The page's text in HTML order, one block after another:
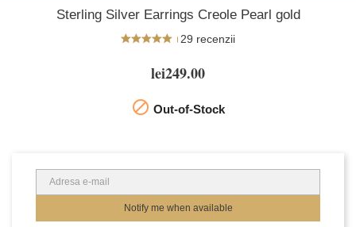
Sterling Silver Earrings Creole Pearl gold
29 recenzii
lei249.00
 Out-of-Stock
Notify me when available